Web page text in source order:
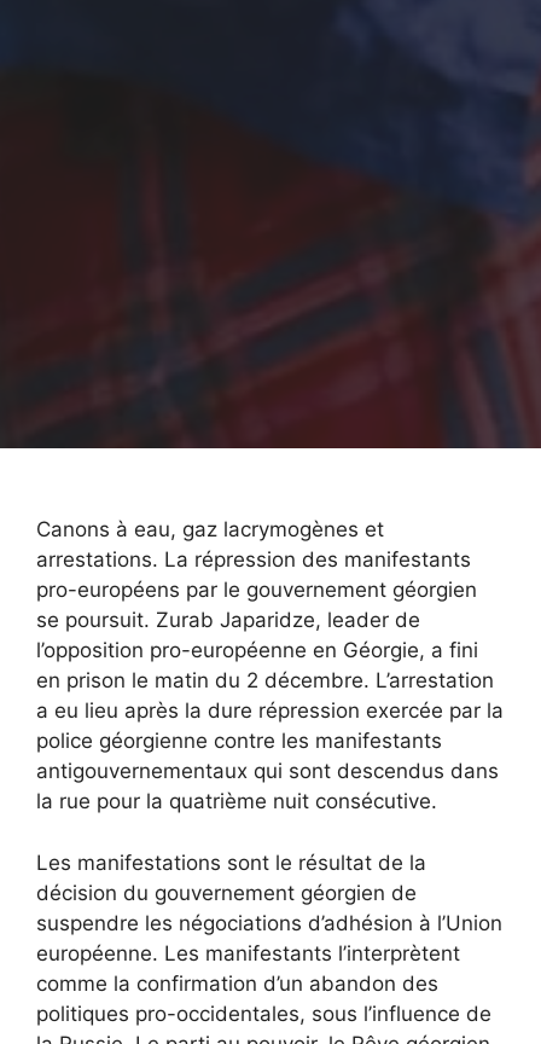
Canons à eau, gaz lacrymogènes et
arrestations. La répression des manifestants
pro-européens par le gouvernement géorgien
se poursuit. Zurab Japaridze, leader de
l’opposition pro-européenne en Géorgie, a fini
en prison le matin du 2 décembre. L’arrestation
a eu lieu après la dure répression exercée par la
police géorgienne contre les manifestants
antigouvernementaux qui sont descendus dans
la rue pour la quatrième nuit consécutive.
Les manifestations sont le résultat de la
décision du gouvernement géorgien de
suspendre les négociations d’adhésion à l’Union
européenne. Les manifestants l’interprètent
comme la confirmation d’un abandon des
politiques pro-occidentales, sous l’influence de